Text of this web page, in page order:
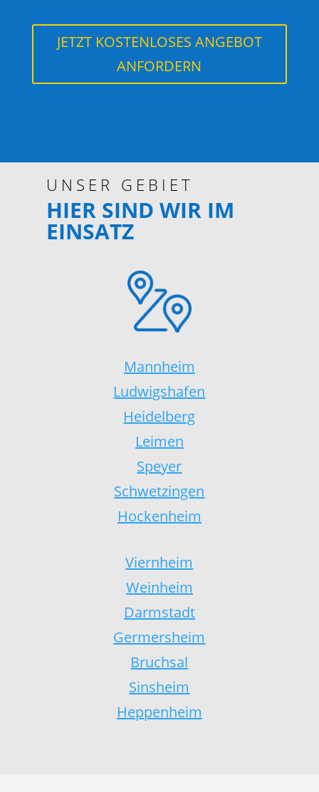
JETZT KOSTENLOSES ANGEBOT
ANFORDERN
UNSER GEBIET
HIER SIND WIR IM
EINSATZ
Mannheim
Ludwigshafen
Heidelberg
Leimen
Speyer
Schwetzingen
Hockenheim
Viernheim
Weinheim
Darmstadt
Germersheim
Bruchsal
Sinsheim
Heppenheim